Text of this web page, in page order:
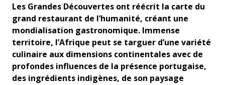
Les Grandes Découvertes ont réécrit la carte du
grand restaurant de l’humanité, créant une
mondialisation gastronomique. Immense
territoire, l’Afrique peut se targuer d’une variété
culinaire aux dimensions continentales avec de
profondes influences de la présence portugaise,
des ingrédients indigènes, de son paysage